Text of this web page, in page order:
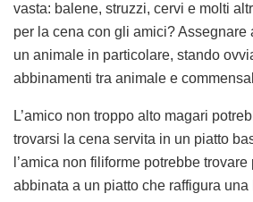
vasta: balene, struzzi, cervi e molti
per la cena con gli amici? Assegnare
un animale in particolare, stando
abbinamenti tra animale e
L’amico non troppo alto magari
trovarsi la cena servita in un piatto
l’amica non filiforme potrebbe
abbinata a un piatto che raffigura una